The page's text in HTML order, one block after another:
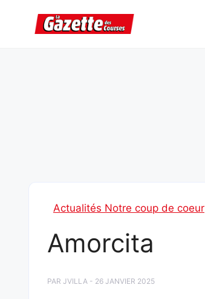
contenu
Actualités Notre coup de coeur
Amorcita
PAR JVILLA - 26 JANVIER 2025